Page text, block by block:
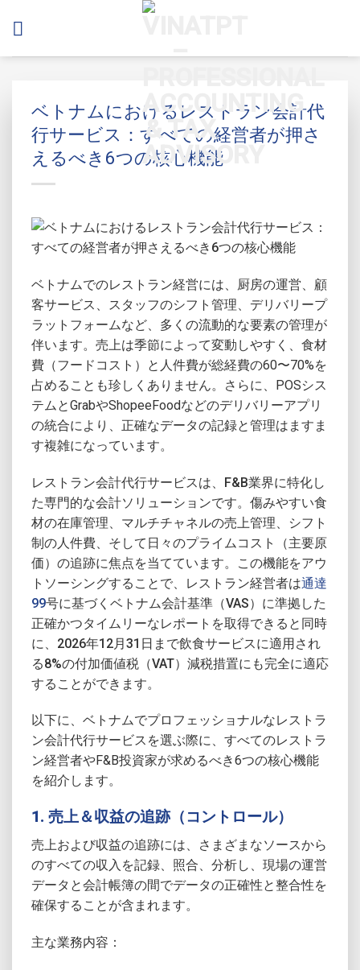
ベトナムにおけるレストラン会計代
行サービス：すべての経営者が押さ
えるべき6つの核心機能
ベトナムでのレストラン経営には、厨房の運営、顧
客サービス、スタッフのシフト管理、デリバリープ
ラットフォームなど、多くの流動的な要素の管理が
伴います。売上は季節によって変動しやすく、食材
費（フードコスト）と人件費が総経費の60〜70%を
占めることも珍しくありません。さらに、POSシス
テムとGrabやShopeeFoodなどのデリバリーアプリ
の統合により、正確なデータの記録と管理はますま
す複雑になっています。
レストラン会計代行サービスは、F&B業界に特化し
た専門的な会計ソリューションです。傷みやすい食
材の在庫管理、マルチチャネルの売上管理、シフト
制の人件費、そして日々のプライムコスト（主要原
価）の追跡に焦点を当てています。この機能をアウ
トソーシングすることで、レストラン経営者は通達
99号に基づくベトナム会計基準（VAS）に準拠した
正確かつタイムリーなレポートを取得できると同時
に、2026年12月31日まで飲食サービスに適用され
る8%の付加価値税（VAT）減税措置にも完全に適応
することができます。
以下に、ベトナムでプロフェッショナルなレストラ
ン会計代行サービスを選ぶ際に、すべてのレストラ
ン経営者やF&B投資家が求めるべき6つの核心機能
を紹介します。
1. 売上＆収益の追跡（コントロール）
売上および収益の追跡には、さまざまなソースから
のすべての収入を記録、照合、分析し、現場の運営
データと会計帳簿の間でデータの正確性と整合性を
確保することが含まれます。
主な業務内容：